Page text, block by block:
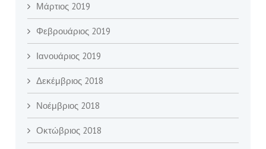
Μάρτιος 2019
Φεβρουάριος 2019
Ιανουάριος 2019
Δεκέμβριος 2018
Νοέμβριος 2018
Οκτώβριος 2018